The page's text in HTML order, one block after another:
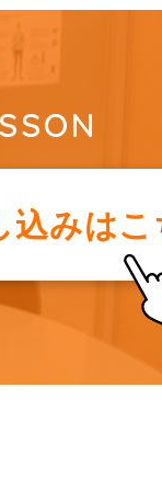
込みは